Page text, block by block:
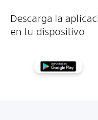
Descarga la
en tu dispositivo